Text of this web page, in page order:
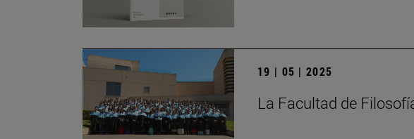
19 | 05 | 2025
La Facultad de